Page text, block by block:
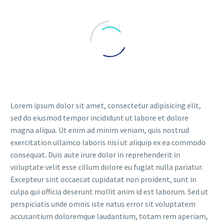
Lorem ipsum dolor sit amet, consectetur adipisicing elit,
sed do eiusmod tempor incididunt ut labore et dolore
magna aliqua. Ut enim ad minim veniam, quis nostrud
exercitation ullamco laboris nisi ut aliquip ex ea commodo
consequat. Duis aute irure dolor in reprehenderit in
voluptate velit esse cillum dolore eu fugiat nulla pariatur.
Excepteur sint occaecat cupidatat non proident, sunt in
culpa qui officia deserunt mollit anim id est laborum. Sed ut
perspiciatis unde omnis iste natus error sit voluptatem
accusantium doloremque laudantium, totam rem aperiam,